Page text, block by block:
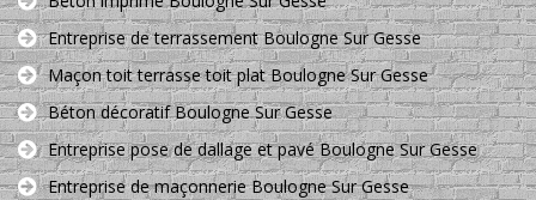
Entreprise de terrassement Boulogne Sur Gesse
Maçon toit terrasse toit plat Boulogne Sur Gesse
Béton décoratif Boulogne Sur Gesse
Entreprise pose de dallage et pavé Boulogne Sur Gesse
Entreprise de maçonnerie Boulogne Sur Gesse